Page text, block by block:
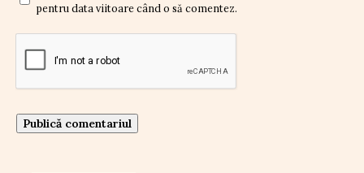
pentru data viitoare când o să comentez.